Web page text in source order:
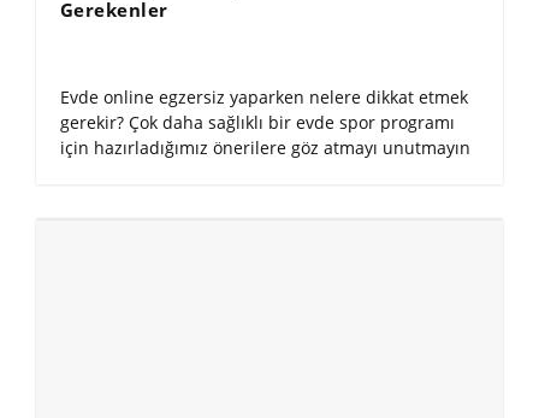
Gerekenler
Evde online egzersiz yaparken nelere dikkat etmek
gerekir? Çok daha sağlıklı bir evde spor programı
için hazırladığımız önerilere göz atmayı unutmayın